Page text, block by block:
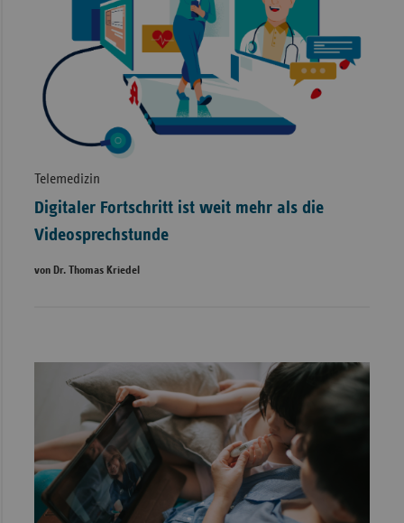
Telemedizin
Digitaler Fortschritt ist weit mehr als die
Videosprechstunde
von Dr. Thomas Kriedel